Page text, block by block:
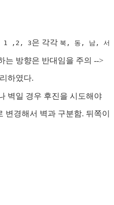
1 ,2, 3은 각각 북, 동, 남, 서
는 방향은 반대임을 주의 -->
하였다.
벽일 경우 후진을 시도해야
변경해서 벽과 구분함. 뒤쪽이